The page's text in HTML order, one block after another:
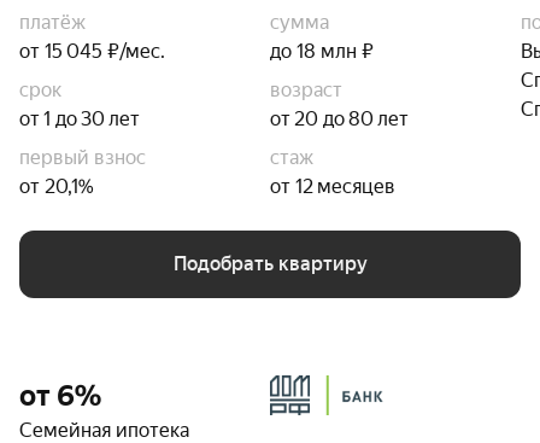
платёж
от 15 045 ₽/мес.
сумма
до 18 млн ₽
срок
от 1 до 30 лет
возраст
от 20 до 80 лет
первый взнос
от 20,1%
стаж
от 12 месяцев
Подобрать квартиру
от 6%
Семейная ипотека